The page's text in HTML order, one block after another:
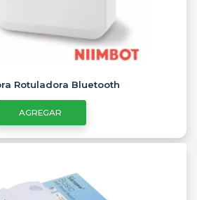
Rotuladora Bluetooth
AGREGAR